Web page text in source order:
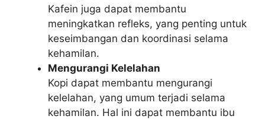
Kafein juga dapat membantu
meningkatkan refleks, yang penting untuk
keseimbangan dan koordinasi selama
kehamilan.
Mengurangi Kelelahan
Kopi dapat membantu mengurangi
kelelahan, yang umum terjadi selama
kehamilan. Hal ini dapat membantu ibu